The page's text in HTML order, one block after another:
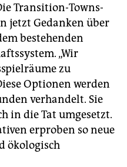
Transition-Towns-
jetzt Gedanken über
bestehenden
„Wir
zu
Optionen werden
verhandelt. Sie
in die Tat umgesetzt.
erproben so neue
ökologisch